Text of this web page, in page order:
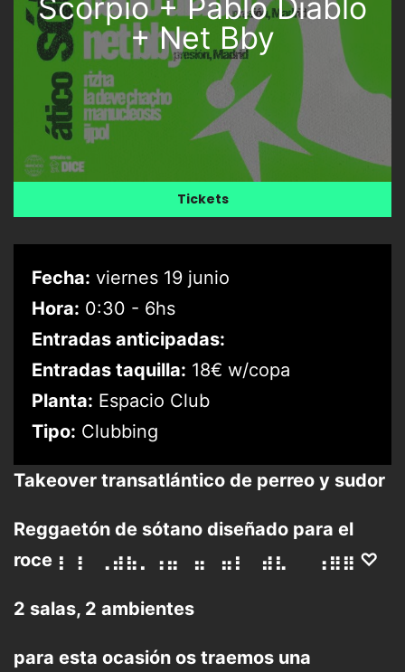
Scorpio + Pablo Diablo
+ Net Bby
Tickets
Fecha: viernes 19 junio
Hora: 0:30 - 6hs
Entradas anticipadas:
Entradas taquilla: 18€ w/copa
Planta: Espacio Club
Tipo: Clubbing
Takeover transatlántico de perreo y sudor
Reggaetón de sótano diseñado para el
roce ⡆⢰⠀⢀⣴⣦⡀⢠⣤⠀⣤⠀⣤⡆⠀⣴⣆⠀⠀⢠⣶⣶ ♡
2 salas, 2 ambientes
para esta ocasión os traemos una